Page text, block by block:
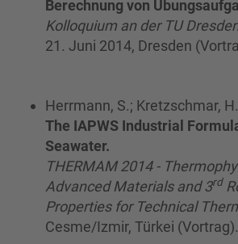
Berechnung von
Kolloquium an der TU
21. Juni 2014, Dresden
Herrmann, S.; Kretzschmar,
The IAPWS Industrial
Seawater.
THERMAM 2014 -
Advanced Materials and 3rd
Properties for Technical
Cesme/Izmir, Türkei (Vortrag).